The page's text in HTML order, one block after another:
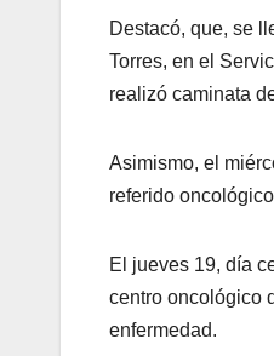
Destacó, que, se
Torres, en el
realizó caminata
Asimismo, el
referido
El jueves 19, día
centro oncológico
enfermedad.